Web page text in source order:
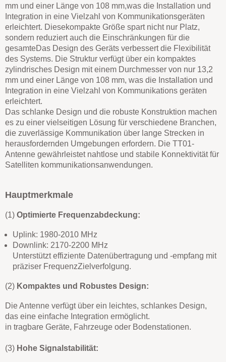
mm und einer Länge von 108 mm,was die Installation und
Integration in eine Vielzahl von Kommunikationsgeräten
erleichtert. Diesekompakte Größe spart nicht nur Platz,
sondern reduziert auch die Einschränkungen für die
gesamteDas Design des Geräts verbessert die Flexibilität
des Systems. Die Struktur verfügt über ein kompaktes
zylindrisches Design mit einem Durchmesser von nur 13,2
mm und einer Länge von 108 mm, was die Installation und
Integration in eine Vielzahl von Kommunikations geräten
erleichtert.
Das schlanke Design und die robuste Konstruktion machen
es zu einer vielseitigen Lösung für verschiedene Branchen,
die zuverlässige Kommunikation über lange Strecken in
herausfordernden Umgebungen erfordern. Die TT01-
Antenne gewährleistet nahtlose und stabile Konnektivität für
Satelliten kommunikationsanwendungen.
Hauptmerkmale
(1) Optimierte Frequenzabdeckung:
Uplink: 1980-2010 MHz
Downlink: 2170-2200 MHz
Unterstützt effiziente Datenübertragung und -empfang mit
präziser FrequenzZielverfolgung.
(2) Kompaktes und Robustes Design:
Die Antenne verfügt über ein leichtes, schlankes Design,
das eine einfache Integration ermöglicht.
in tragbare Geräte, Fahrzeuge oder Bodenstationen.
(3) Hohe Signalstabilität: